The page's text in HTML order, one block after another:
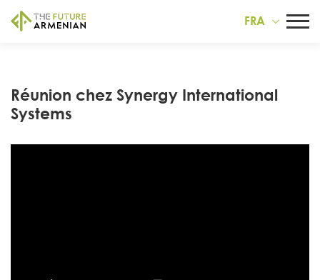
FRA
Réunion chez Synergy International
Systems